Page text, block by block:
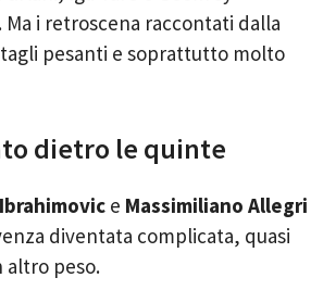
i retroscena raccontati dalla
pesanti e soprattutto molto
dietro le quinte
e Massimiliano Allegri
diventata complicata, quasi
altro peso.